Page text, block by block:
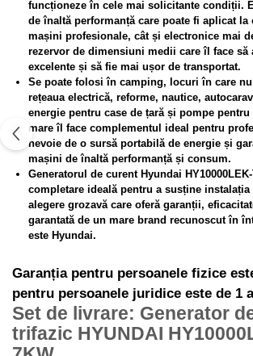
Truse de lipit PPR
Ventuze cu brate pentru transport
Vibratoare beton
Masini de spalat rufe cu uscator
Uscatoare de rufe
Masini de facut paine
Pachete electrocasnice
incorporabile
Seturi oale
SANDWICH MAKER
Storcatoare de fructe
Televizoare
funcționeze în cele mai solicitante condiții.
de înaltă performanță care poate fi aplicat
mașini profesionale, cât și electronice mai
rezervor de dimensiuni medii care îl face să
excelente și să fie mai ușor de transportat.
Se poate folosi în camping, locuri în care
rețeaua electrică, reforme, nautice,
energie pentru case de țară și pompe pentru
mare îl face complementul ideal pentru
nevoie de o sursă portabilă de energie și
mașini de înaltă performanță și consum.
Generatorul de curent Hyundai
completare ideală pentru a susține
alegere grozavă care oferă garanții,
garantată de un mare brand recunoscut în
este Hyundai.
Garanția pentru persoanele fizice
pentru persoanele juridice este de 1
Set de livrare: Generator
trifazic HYUNDAI